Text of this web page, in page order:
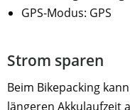
GPS-Modus: GPS
Strom sparen
Beim Bikepacking
längeren Akkulaufzeit